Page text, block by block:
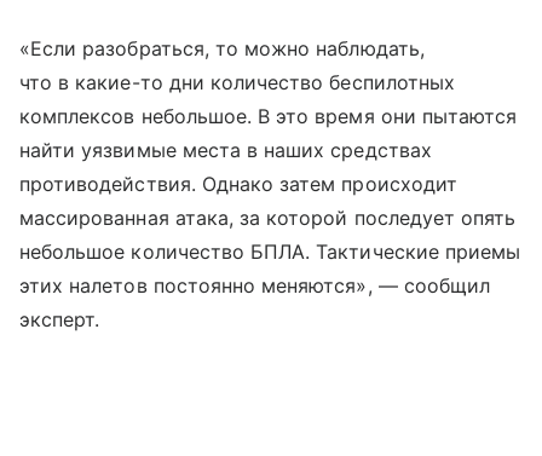
«Если разобраться, то можно наблюдать,
что в какие-то дни количество беспилотных
комплексов небольшое. В это время они пытаются
найти уязвимые места в наших средствах
противодействия. Однако затем происходит
массированная атака, за которой последует опять
небольшое количество БПЛА. Тактические приемы
этих налетов постоянно меняются», — сообщил
эксперт.